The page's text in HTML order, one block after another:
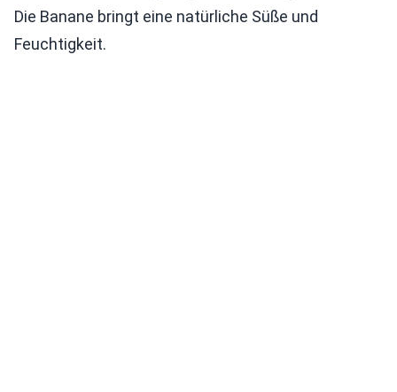
Die Banane bringt eine natürliche Süße und
Feuchtigkeit.